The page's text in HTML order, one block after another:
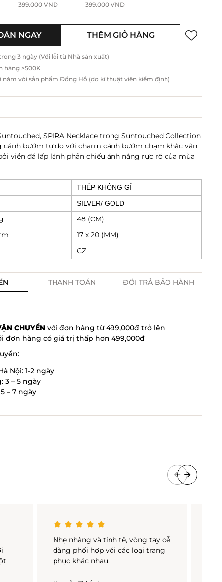
399.000VND 399.000VND
NGAY THÊM GIỎ HÀNG
3 ngày (Với lỗi từ Nhà sản xuất)
hàng >500K
năm với sản phẩm Đồng Hồ (do kĩ thuật viên kiểm định)
SPIRA Necklace trong Suntouched Collection
cánh bướm tự do với charm cánh bướm chạm khắc vân
viền đá lấp lánh phản chiếu ánh nắng rực rỡ của mùa
THÉP KHÔNG GỈ
SILVER/ GOLD
48 (CM)
17 x 20 (MM)
CZ
THANH TOÁN ĐỔI TRẢ BẢO HÀNH
CHUYỂN với đơn hàng từ 499,000đ trở lên
đơn hàng có giá trị thấp hơn 499,000đ
Nội: 1-2 ngày
3 – 5 ngày
– 7 ngày
Nhẹ nhàng và tinh tế, vòng tay dễ
dàng phối hợp với các loại trang
phục khác nhau.